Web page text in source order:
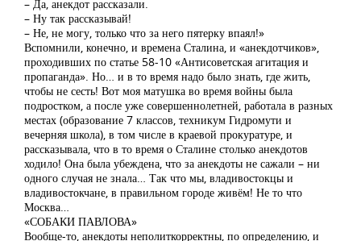
– Да, анекдот рассказали.
– Ну так рассказывай!
– Не, не могу, только что за него пятерку впаял!»
Вспомнили, конечно, и времена Сталина, и «анекдотчиков»,
проходивших по статье 58-10 «Антисоветская агитация и
пропаганда». Но… и в то время надо было знать, где жить,
чтобы не сесть! Вот моя матушка во время войны была
подростком, а после уже совершеннолетней, работала в разных
местах (образование 7 классов, техникум Гидромути и
вечерняя школа), в том числе в краевой прокуратуре, и
рассказывала, что в то время о Сталине столько анекдотов
ходило! Она была убеждена, что за анекдоты не сажали – ни
одного случая не знала… Так что мы, владивостокцы и
владивостокчане, в правильном городе живём! Не то что
Москва…
«СОБАКИ ПАВЛОВА»
Вообще-то, анекдоты неполиткорректны, по определению, и